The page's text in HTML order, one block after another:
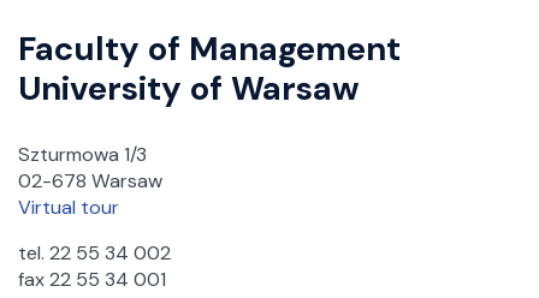
Faculty of Management
University of Warsaw
Szturmowa 1/3
02-678 Warsaw
Virtual tour
tel. 22 55 34 002
fax 22 55 34 001